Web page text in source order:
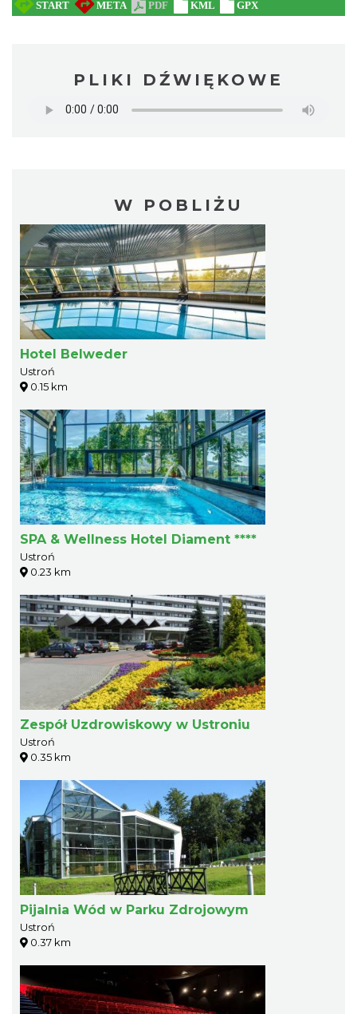
PLIKI DŹWIĘKOWE
W POBLIŻU
Hotel Belweder
Ustroń
0.15 km
SPA & Wellness Hotel Diament ****
Ustroń
0.23 km
Zespół Uzdrowiskowy w Ustroniu
Ustroń
0.35 km
Pijalnia Wód w Parku Zdrojowym
Ustroń
0.37 km